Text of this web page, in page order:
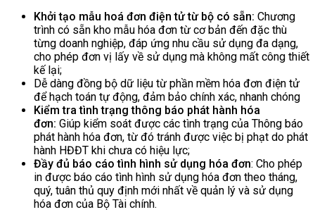
Khởi tạo mẫu hoá đơn điện tử từ bộ có sẵn: Chương
trình có sẵn kho mẫu hóa đơn từ cơ bản đến đặc thù
từng doanh nghiệp, đáp ứng nhu cầu sử dụng đa dạng,
cho phép đơn vị lấy về sử dụng mà không mất công thiết
kế lại;
Dễ dàng đồng bộ dữ liệu từ phần mềm hóa đơn điện tử
để hạch toán tự động, đảm bảo chính xác, nhanh chóng
Kiểm tra tình trạng thông báo phát hành hóa
đơn: Giúp kiểm soát được các tình trạng của Thông báo
phát hành hóa đơn, từ đó tránh được việc bị phạt do phát
hành HĐĐT khi chưa có hiệu lực;
Đầy đủ báo cáo tình hình sử dụng hóa đơn: Cho phép
in được báo cáo tình hình sử dụng hóa đơn theo tháng,
quý, tuân thủ quy định mới nhất về quản lý và sử dụng
hóa đơn của Bộ Tài chính.